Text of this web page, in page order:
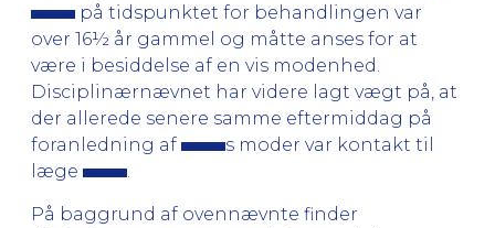
på tidspunktet for behandlingen var
over 16½ år gammel og måtte anses for at
være i besiddelse af en vis modenhed.
Disciplinærnævnet har videre lagt vægt på, at
der allerede senere samme eftermiddag på
foranledning af
s moder var kontakt til
læge
På baggrund af ovennævnte finder